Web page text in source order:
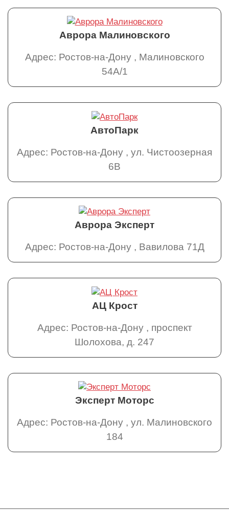
Аврора Малиновского
Адрес: Ростов-на-Дону , Малиновского
54А/1
АвтоПарк
Адрес: Ростов-на-Дону , ул. Чистоозерная
6В
Аврора Эксперт
Адрес: Ростов-на-Дону , Вавилова 71Д
АЦ Крост
Адрес: Ростов-на-Дону , проспект
Шолохова, д. 247
Эксперт Моторс
Адрес: Ростов-на-Дону , ул. Малиновского
184